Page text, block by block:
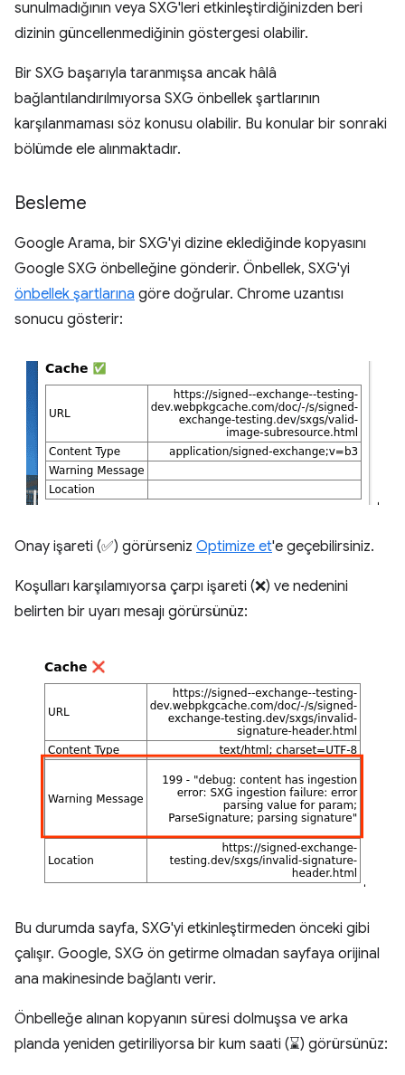
sunulmadığının veya SXG'leri etkinleştirdiğinizden beri
dizinin güncellenmediğinin göstergesi olabilir.
Bir SXG başarıyla taranmışsa ancak hâlâ
bağlantılandırılmıyorsa SXG önbellek şartlarının
karşılanmaması söz konusu olabilir. Bu konular bir sonraki
bölümde ele alınmaktadır.
Besleme
Google Arama, bir SXG'yi dizine eklediğinde kopyasını
Google SXG önbelleğine gönderir. Önbellek, SXG'yi
önbellek şartlarına göre doğrular. Chrome uzantısı
sonucu gösterir:
Onay işareti (✅) görürseniz Optimize et'e geçebilirsiniz.
Koşulları karşılamıyorsa çarpı işareti (❌) ve nedenini
belirten bir uyarı mesajı görürsünüz:
Bu durumda sayfa, SXG'yi etkinleştirmeden önceki gibi
çalışır. Google, SXG ön getirme olmadan sayfaya orijinal
ana makinesinde bağlantı verir.
Önbelleğe alınan kopyanın süresi dolmuşsa ve arka
planda yeniden getiriliyorsa bir kum saati (⌛) görürsünüz: